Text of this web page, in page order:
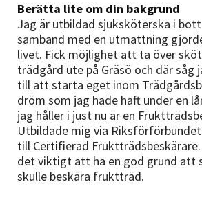
Berätta lite om din bakgrund
Jag är utbildad sjuksköterska i
samband med en utmattning
livet. Fick möjlighet att ta över
trädgård ute på Gräsö och där såg
till att starta eget inom
dröm som jag hade haft under en
jag håller i just nu är en
Utbildade mig via
till Certifierad
det viktigt att ha en god grund att
skulle beskära fruktträd.